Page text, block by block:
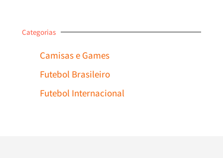
Categorias
Camisas e Games
Futebol Brasileiro
Futebol Internacional